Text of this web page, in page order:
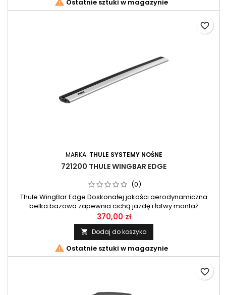
Ostatnie sztuki w magazynie
MARKA: THULE SYSTEMY NOŚNE
721200 THULE WINGBAR EDGE
(0)
Thule WingBar Edge Doskonałej jakości aerodynamiczna
belka bazowa zapewnia cichą jazdę i łatwy montaż
akcesoriów. 1 szt
370,00 zł
 Dodaj do koszyka
 Ostatnie sztuki w magazynie
favorite_border
favorite_border